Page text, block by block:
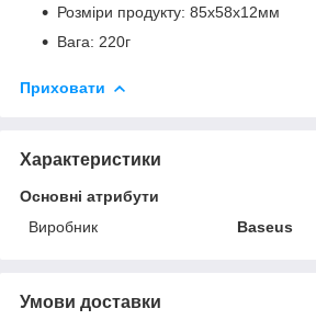
Розміри продукту: 85х58х12мм
Вага: 220г
Приховати
Характеристики
Основні атрибути
Виробник
Baseus
Умови доставки